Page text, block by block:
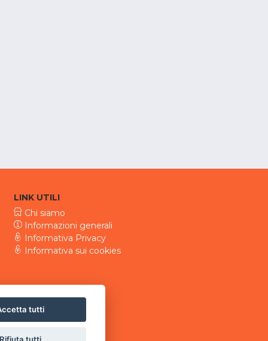
LINK UTILI
Chi siamo
Informazioni generali
Informativa Privacy
Informativa sui cookies
tutti
tutti